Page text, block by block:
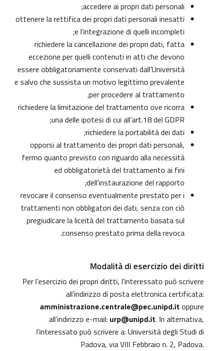
accedere ai propri dati personali;
ottenere la rettifica dei propri dati personali inesatti
e l’integrazione di quelli incompleti;
richiedere la cancellazione dei propri dati, fatta
eccezione per quelli contenuti in atti che devono
essere obbligatoriamente conservati dall’Università
e salvo che sussista un motivo legittimo prevalente
per procedere al trattamento;
richiedere la limitazione del trattamento ove ricorra
una delle ipotesi di cui all’art.18 del GDPR;
richiedere la portabilità dei dati;
opporsi al trattamento dei propri dati personali,
fermo quanto previsto con riguardo alla necessità
ed obbligatorietà del trattamento ai fini
dell’instaurazione del rapporto;
revocare il consenso eventualmente prestato per i
trattamenti non obbligatori dei dati, senza con ciò
pregiudicare la liceità del trattamento basata sul
consenso prestato prima della revoca.
Modalità di esercizio dei diritti
Per l’esercizio dei propri diritti, l’interessato può scrivere
all’indirizzo di posta elettronica certificata:
amministrazione.centrale@pec.unipd.it oppure
all’indirizzo e-mail: urp@unipd.it. In alternativa,
l’interessato può scrivere a: Università degli Studi di
Padova, via VIII Febbraio n. 2, Padova.